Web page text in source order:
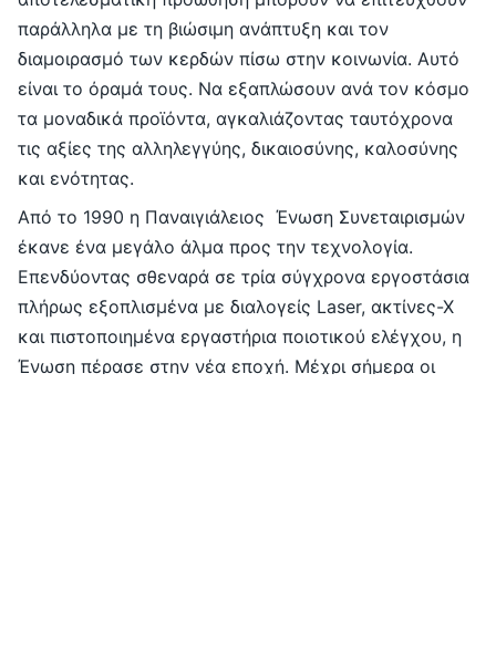
παράλληλα με τη βιώσιμη ανάπτυξη και τον
διαμοιρασμό των κερδών πίσω στην κοινωνία. Αυτό
είναι το όραμά τους. Να εξαπλώσουν ανά τον κόσμο
τα μοναδικά προϊόντα, αγκαλιάζοντας ταυτόχρονα
τις αξίες της αλληλεγγύης, δικαιοσύνης, καλοσύνης
και ενότητας.
Από το 1990 η Παναιγιάλειος Ένωση Συνεταιρισμών
έκανε ένα μεγάλο άλμα προς την τεχνολογία.
Επενδύοντας σθεναρά σε τρία σύγχρονα εργοστάσια
πλήρως εξοπλισμένα με διαλογείς Laser, ακτίνες-Χ
και πιστοποιημένα εργαστήρια ποιοτικού ελέγχου, η
Ένωση πέρασε στην νέα εποχή. Μέχρι σήμερα οι